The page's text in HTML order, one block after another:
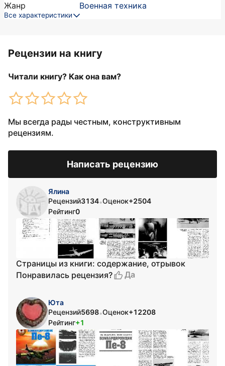
Жанр
Военная техника
Все характеристики
Рецензии на книгу
Читали книгу? Как она вам?
Мы всегда рады честным, конструктивным
рецензиям.
Написать рецензию
Ялина
Рецензий3134•Оценок+2504
Рейтинг0
Страницы из книги: содержание, отрывок
Понравилась рецензия?
Да
Юта
Рецензий5698•Оценок+12208
Рейтинг+1